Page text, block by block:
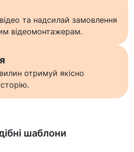
та надсилай замовлення
відеомонтажерам.
отримуй якісно
шаблони
більше